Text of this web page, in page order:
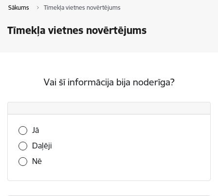
Sākums Tīmekļa vietnes novērtējums
Tīmekļa vietnes novērtējums
Vai šī informācija bija noderīga?
Vai šī informācija bija noderīga?
Jā
Daļēji
Nē